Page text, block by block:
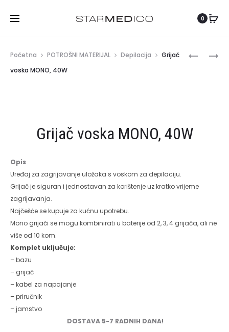
0
TOSKANI
Početna POTROŠNI MATERIJAL Depilacija
Grijač
voska MONO, 40W
Grijač voska MONO, 40W
Opis
Uređaj za zagrijavanje uložaka s voskom za depilaciju.
Grijač je siguran i jednostavan za korištenje uz kratko vrijeme
zagrijavanja.
Najčešće se kupuje za kućnu upotrebu.
Mono grijači se mogu kombinirati u baterije od 2, 3, 4 grijača, ali ne
više od 10 kom.
Komplet uključuje:
– bazu
– grijač
– kabel za napajanje
– priručnik
– jamstvo
DOSTAVA 5-7 RADNIH DANA!